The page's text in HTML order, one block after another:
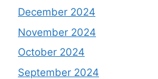
December 2024
November 2024
October 2024
September 2024